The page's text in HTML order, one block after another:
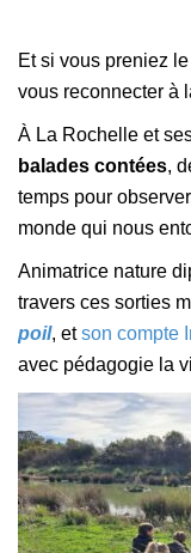
Et si vous preniez
vous reconnecter à
À La Rochelle et
balades contées,
temps pour
monde qui nous
Animatrice nature
travers ces sorties
poil, etson compte
avec pédagogie la